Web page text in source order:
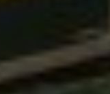
akzeptiert
Inhalte